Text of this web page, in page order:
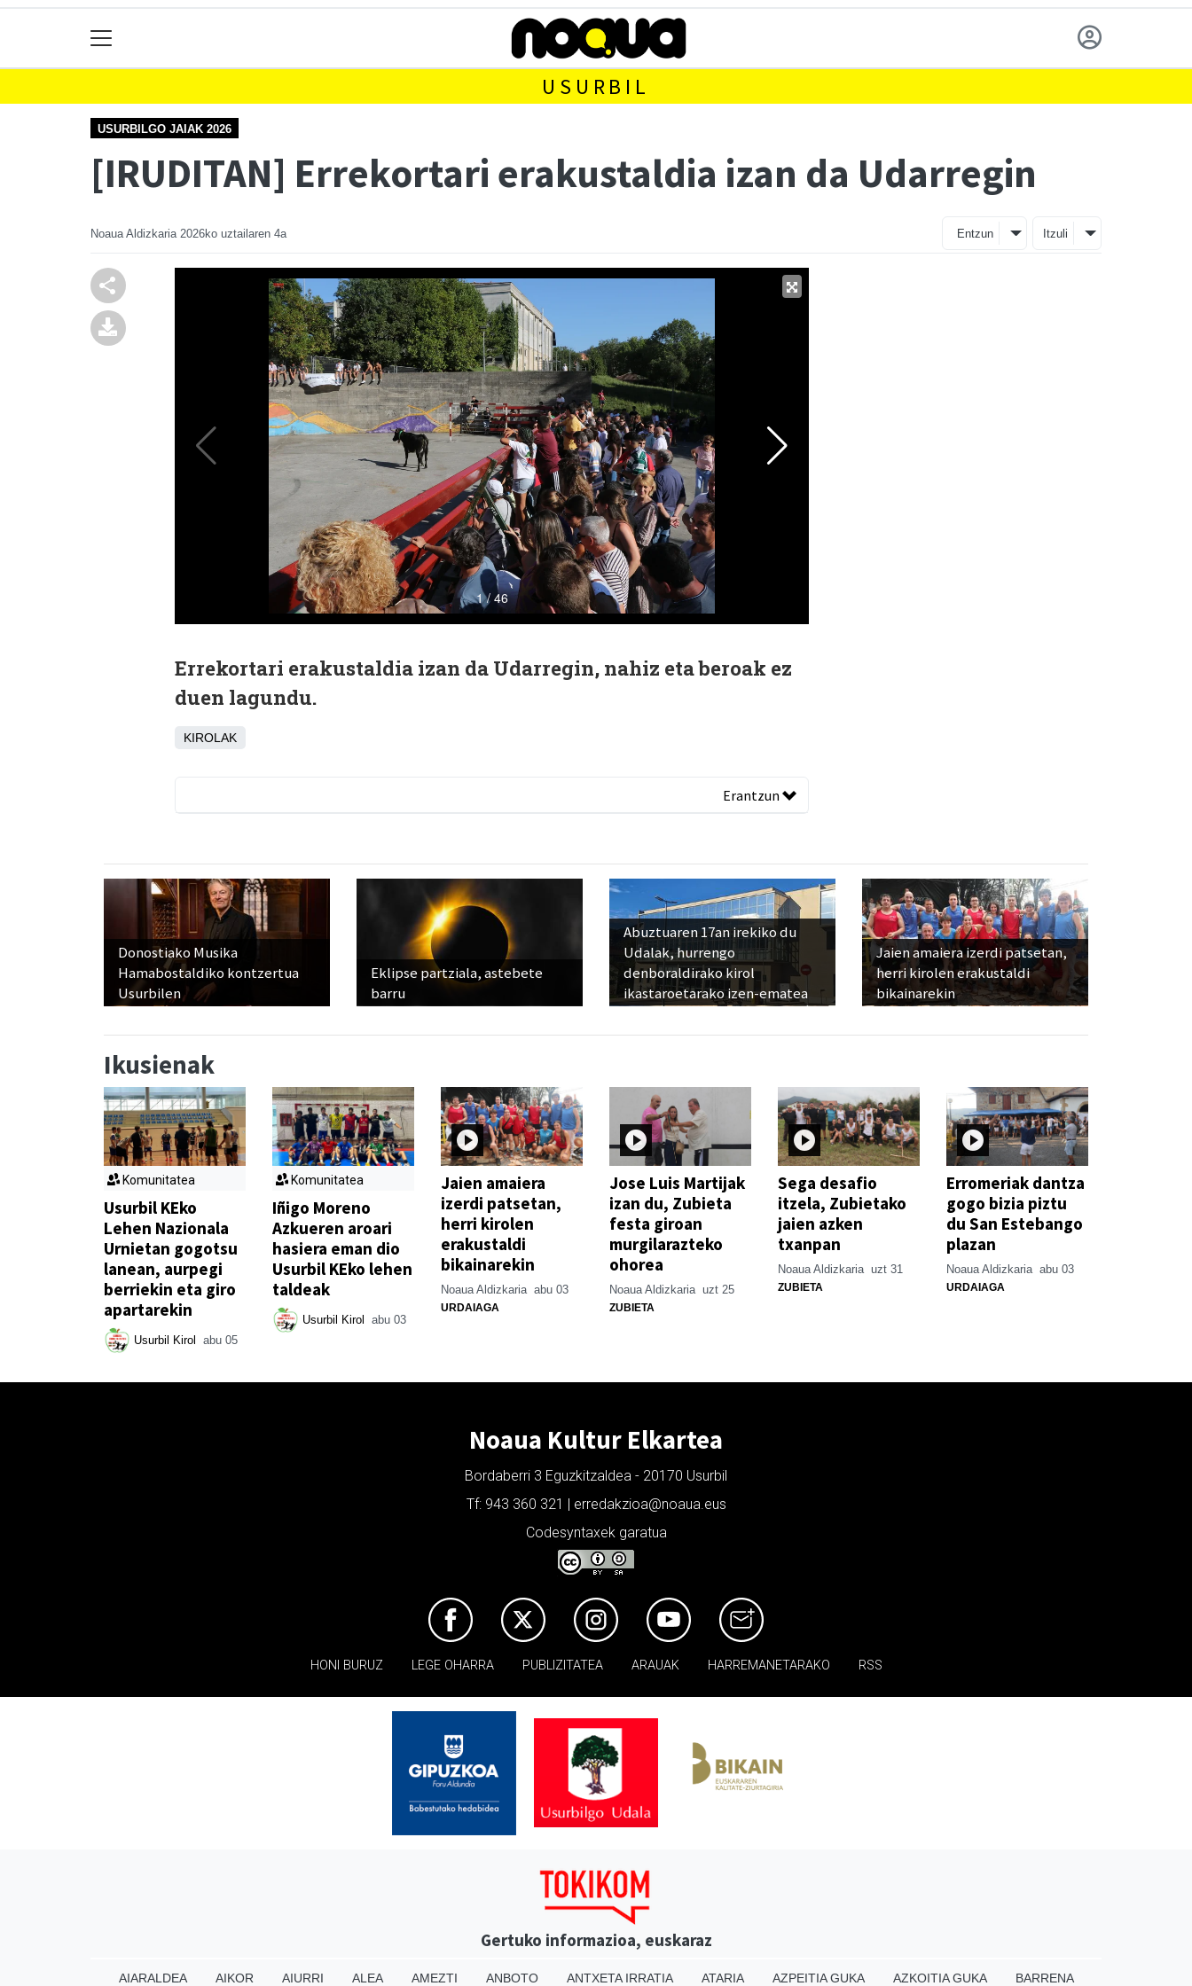
USURBIL
USURBILGO JAIAK 2026
[IRUDITAN] Errekortari erakustaldia izan da Udarregin
Noaua Aldizkaria 2026ko uztailaren 4a Entzun Itzuli
Errekortari erakustaldia izan da Udarregin, nahiz eta beroak ez
duen lagundu.
KIROLAK
Erantzun
Donostiako Musika
Hamabostaldiko kontzertua
Usurbilen
Eklipse partziala, astebete
barru
Abuztuaren 17an irekiko du
Udalak, hurrengo
denboraldirako kirol
ikastaroetarako izen-ematea
Jaien amaiera izerdi patsetan,
herri kirolen erakustaldi
bikainarekin
Ikusienak
Komunitatea
Usurbil KEko
Lehen Nazionala
Urnietan gogotsu
lanean, aurpegi
berriekin eta giro
apartarekin
Usurbil Kirol abu 05
Komunitatea
Iñigo Moreno
Azkueren aroari
hasiera eman dio
Usurbil KEko lehen
taldeak
Usurbil Kirol abu 03
Jaien amaiera
izerdi patsetan,
herri kirolen
erakustaldi
bikainarekin
Noaua Aldizkaria abu 03
URDAIAGA
Jose Luis Martijak
izan du, Zubieta
festa giroan
murgilarazteko
ohorea
Noaua Aldizkaria uzt 25
ZUBIETA
Sega desafio
itzela, Zubietako
jaien azken
txanpan
Noaua Aldizkaria uzt 31
ZUBIETA
Erromeriak dantza
gogo bizia piztu
du San Estebango
plazan
Noaua Aldizkaria abu 03
URDAIAGA
Noaua Kultur Elkartea
Bordaberri 3 Eguzkitzaldea - 20170 Usurbil
Tf: 943 360 321 | erredakzioa@noaua.eus
Codesyntaxek garatua
HONI BURUZ LEGE OHARRA PUBLIZITATEA ARAUAK HARREMANETARAKO RSS
Gertuko informazioa, euskaraz
AIARALDEA AIKOR AIURRI ALEA AMEZTI ANBOTO ANTXETA IRRATIA ATARIA AZPEITIA GUKA AZKOITIA GUKA BARRENA